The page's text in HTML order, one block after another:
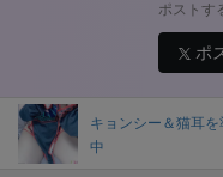
ポストす
ポ
キョンシー＆猫耳を
中